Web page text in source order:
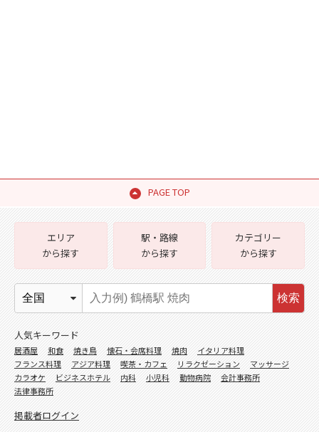
PAGE TOP
エリア
から探す
駅・路線
から探す
カテゴリー
から探す
検索
人気キーワード
居酒屋 和食 焼き鳥 懐石・会席料理 焼肉
イタリア料理
フランス料理
アジア料理 喫茶・カフェ リラクゼーション
マッサージ
カラオケ
ビジネスホテル 内科 小児科 動物病院
会計事務所
法律事務所
掲載者ログイン